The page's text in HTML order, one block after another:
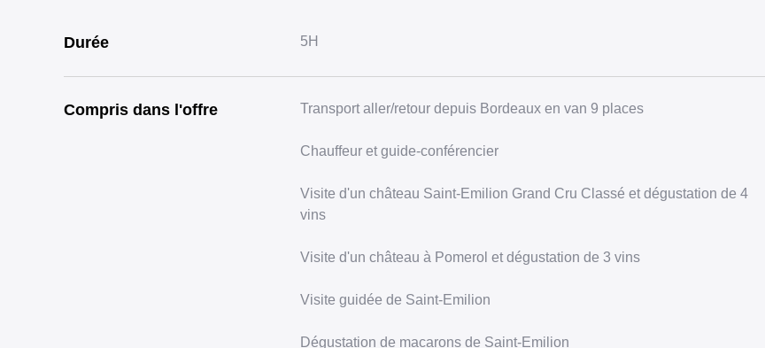
Durée 5H
Compris dans l'offre Transport aller/retour depuis Bordeaux en van 9 places
Chauffeur et guide-conférencier
Visite d'un château Saint-Emilion Grand Cru Classé et dégustation de 4
vins
Visite d'un château à Pomerol et dégustation de 3 vins
Visite guidée de Saint-Emilion
Dégustation de macarons de Saint-Emilion